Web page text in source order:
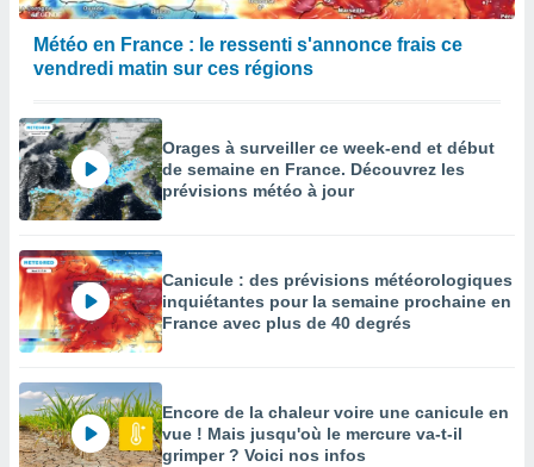
Météo en France : le ressenti s'annonce frais ce
vendredi matin sur ces régions
Orages à surveiller ce week-end et début
de semaine en France. Découvrez les
prévisions météo à jour
Canicule : des prévisions météorologiques
inquiétantes pour la semaine prochaine en
France avec plus de 40 degrés
Encore de la chaleur voire une canicule en
vue ! Mais jusqu'où le mercure va-t-il
grimper ? Voici nos infos